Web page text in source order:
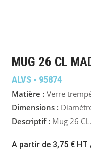
MUG 26 CL
ALVS - 95874
Matière : Verre
Dimensions :
Descriptif : Mug 26 CL.
A partir de 3,75 € HT